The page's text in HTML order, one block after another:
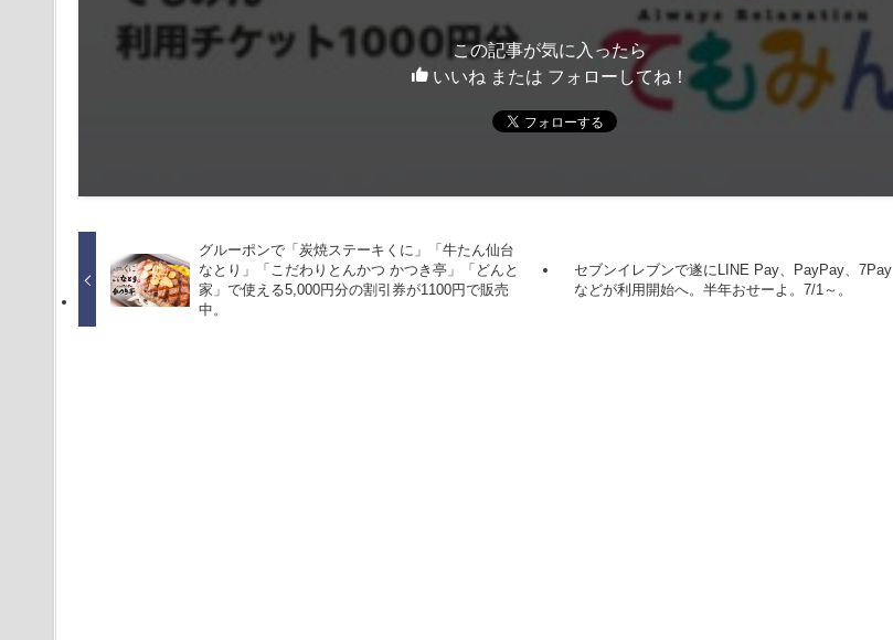
この記事が気に入ったら
いいね または フォローしてね！
グルーポンで「炭焼ステーキくに」「牛たん仙台
なとり」「こだわりとんかつ かつき亭」「どんと
家」で使える5,000円分の割引券が1100円で販売
中。
セブンイレブンで遂にLINE Pay、PayPay、7Pay
などが利用開始へ。半年おせーよ。7/1～。